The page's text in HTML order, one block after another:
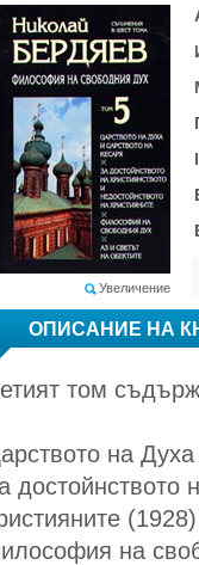
Увеличение
ОПИСАНИЕ НА
том
на
достойнството
(1928)
на